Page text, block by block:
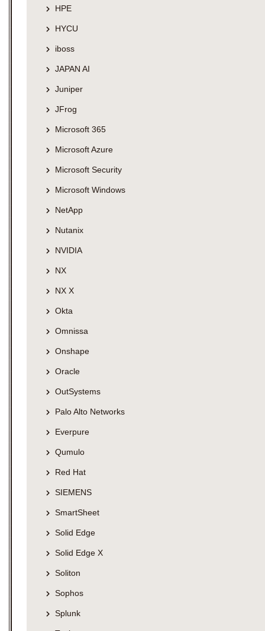
HPE
HYCU
iboss
JAPAN AI
Juniper
JFrog
Microsoft 365
Microsoft Azure
Microsoft Security
Microsoft Windows
NetApp
Nutanix
NVIDIA
NX
NX X
Okta
Omnissa
Onshape
Oracle
OutSystems
Palo Alto Networks
Everpure
Qumulo
Red Hat
SIEMENS
SmartSheet
Solid Edge
Solid Edge X
Soliton
Sophos
Splunk